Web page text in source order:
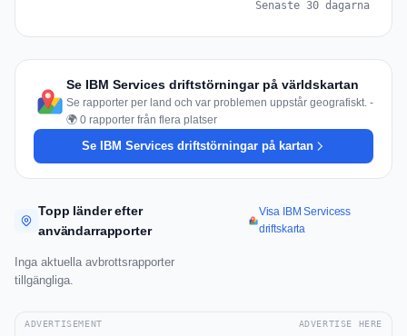
Senaste 30 dagarna
Se IBM Services driftstörningar på världskartan
Se rapporter per land och var problemen uppstår geografiskt. -
🌍 0 rapporter från flera platser
Se IBM Services driftstörningar på kartan
Topp länder efter
användarrapporter
Visa IBM Servicess
driftskarta
Inga aktuella avbrottsrapporter
tillgängliga.
ADVERTISEMENT ADVERTISE HERE